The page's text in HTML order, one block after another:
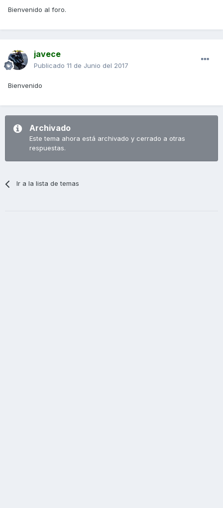
Bienvenido al foro.
javece
Publicado 11 de Junio del 2017
Bienvenido
Archivado
Este tema ahora está archivado y cerrado a otras
respuestas.
Ir a la lista de temas